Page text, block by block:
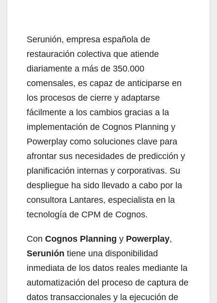
Serunión, empresa española de
restauración colectiva que atiende
diariamente a más de 350.000
comensales, es capaz de anticiparse en
los procesos de cierre y adaptarse
fácilmente a los cambios gracias a la
implementación de Cognos Planning y
Powerplay como soluciones clave para
afrontar sus necesidades de predicción y
planificación internas y corporativas. Su
despliegue ha sido llevado a cabo por la
consultora Lantares, especialista en la
tecnología de CPM de Cognos.
Con Cognos Planning y Powerplay,
Serunión tiene una disponibilidad
inmediata de los datos reales mediante la
automatización del proceso de captura de
datos transaccionales y la ejecución de